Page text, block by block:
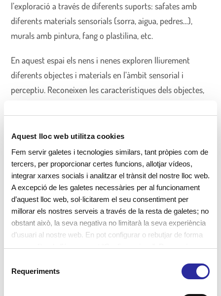
Aquest lloc web utilitza cookies
Fem servir galetes i tecnologies similars, tant pròpies com de
tercers, per proporcionar certes funcions, allotjar vídeos,
integrar xarxes socials i analitzar el trànsit del nostre lloc web.
A excepció de les galetes necessàries per al funcionament
d’aquest lloc web, sol·licitarem el seu consentiment per
millorar els nostres serveis a través de la resta de galetes; no
obstant això, la seva negativa no limitarà la seva experiència
d’usuari al nostre web. En pot configurar o rebutjar de forma
personalitzada l’ús prement “Configuracions”. Per a més
Requeriments
l’exploració a través de diferents suports: safates amb
diferents materials sensorials (sorra, aigua, pedres…),
murals amb pintura, fang o plastilina, etc.
En aquest espai els nens i nenes exploren lliurement
diferents objectes i materials en l’àmbit sensorial i
perceptiu. Reconeixen les característiques dels objectes,
sentits, els miren, els oloren, els tasten, els toquen i els
escolten.
L’experimentació permet que l’aprenentatge sigui
significatiu. Aquest aprenentatge posa èmfasi en la
creació, en l’evolució i relació entre els conceptes. Com
per exemple, tocar el gel i descobrir que està fred o
mullar el paper i observar com es trenca.